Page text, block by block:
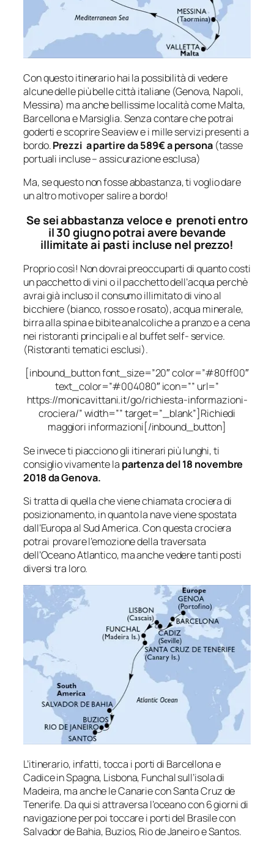
Con questo itinerario hai la possibilità di vedere
alcune delle più belle città italiane (Genova, Napoli,
Messina) ma anche bellissime località come Malta,
Barcellona e Marsiglia. Senza contare che potrai
goderti e scoprire Seaview e i mille servizi presenti a
bordo.Prezzi a partire da 589€ a persona(tasse
portuali incluse – assicurazione esclusa)
Ma, se questo non fosse abbastanza, ti voglio dare
un altro motivo per salire a bordo!
Se sei abbastanza veloce e prenoti entro
il 30 giugno potrai avere bevande
illimitate ai pasti incluse nel prezzo!
Proprio così! Non dovrai preoccuparti di quanto costi
un pacchetto di vini o il pacchetto dell’acqua perchè
avrai già incluso il consumo illimitato di vino al
bicchiere (bianco, rosso e rosato), acqua minerale,
birra alla spina e bibite analcoliche a pranzo e a cena
nei ristoranti principali e al buffet self- service.
(Ristoranti tematici esclusi).
[inbound_button font_size=”20″ color=”#80ff00″
text_color=”#004080″ icon=”” url=”
https://monicavittani.it/go/richiesta-informazioni-
crociera/” width=”” target=”_blank”]Richiedi
maggiori informazioni[/inbound_button]
Se invece ti piacciono gli itinerari più lunghi, ti
consiglio vivamente la partenza del 18 novembre
2018 da Genova.
Si tratta di quella che viene chiamata crociera di
posizionamento, in quanto la nave viene spostata
dall’Europa al Sud America. Con questa crociera
potrai provare l’emozione della traversata
dell’Oceano Atlantico, ma anche vedere tanti posti
diversi tra loro.
L’itinerario, infatti, tocca i porti di Barcellona e
Cadice in Spagna, Lisbona, Funchal sull’isola di
Madeira, ma anche le Canarie con Santa Cruz de
Tenerife. Da qui si attraversa l’oceano con 6 giorni di
navigazione per poi toccare i porti del Brasile con
Salvador de Bahia, Buzios, Rio de Janeiro e Santos.